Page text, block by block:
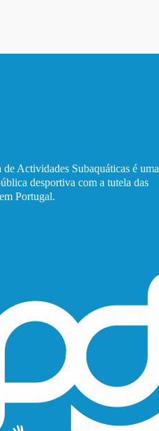
de Actividades Subaquáticas é uma
desportiva com a tutela das
Portugal.